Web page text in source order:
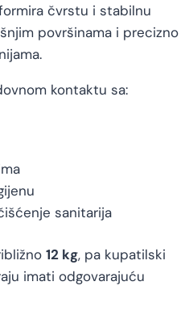
čvrstu i stabilnu
površinama i precizno
kontaktu sa:
sanitarija
12 kg, pa kupatilski
imati odgovarajuću